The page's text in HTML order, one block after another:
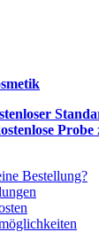
Probe
Bestellung?